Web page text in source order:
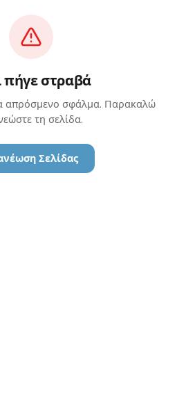
πήγε στραβά
απρόσμενο σφάλμα. Παρακαλώ
τη σελίδα.
Σελίδας